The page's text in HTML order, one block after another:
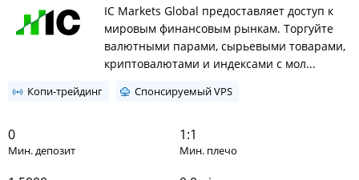
IC Markets Global предоставляет доступ к
мировым финансовым рынкам. Торгуйте
валютными парами, сырьевыми товарами,
криптовалютами и индексами с мол...
Копи-трейдинг Спонсируемый VPS
0
Мин. депозит
1:1
Мин. плечо